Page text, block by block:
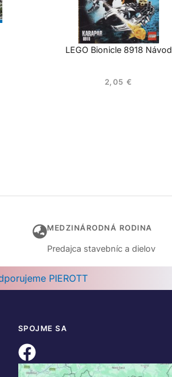
LEGO Bionicle 8918 Návod
2,05€
MEDZINÁRODNÁ RODINA
Predajca stavebníc a dielov
SPOJME SA